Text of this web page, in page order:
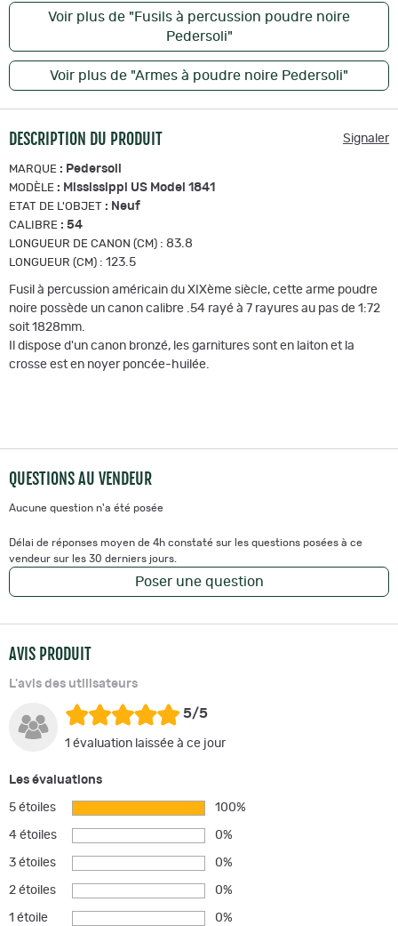
Voir plus de "Fusils à percussion poudre noire
Pedersoli"
Voir plus de "Armes à poudre noire Pedersoli"
DESCRIPTION DU PRODUIT Signaler
MARQUE : Pedersoli
MODÈLE : Mississippi US Model 1841
ETAT DE L'OBJET : Neuf
CALIBRE : 54
LONGUEUR DE CANON (CM) : 83.8
LONGUEUR (CM) : 123.5
Fusil à percussion américain du XIXème siècle, cette arme poudre
noire possède un canon calibre .54 rayé à 7 rayures au pas de 1:72
soit 1828mm.
Il dispose d'un canon bronzé, les garnitures sont en laiton et la
crosse est en noyer poncée-huilée.
QUESTIONS AU VENDEUR
Aucune question n'a été posée
Délai de réponses moyen de 4h constaté sur les questions posées à ce
vendeur sur les 30 derniers jours.
Poser une question
AVIS PRODUIT
L'avis des utilisateurs
5/5
1 évaluation laissée à ce jour
Les évaluations
5 étoiles 100%
4 étoiles 0%
3 étoiles 0%
2 étoiles 0%
1 étoile 0%